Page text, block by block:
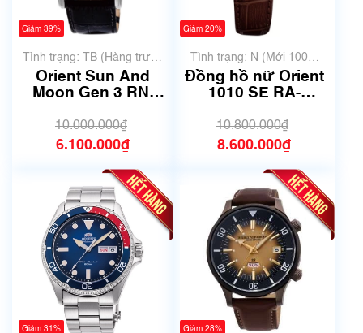
Giảm 39%
Tình trạng: TB (Hàng trưng
bày, thanh lý)
Orient Sun And
Moon Gen 3 RN-
C0-B | size 42.5mm
| Mã số 6314
10.000.000₫
6.100.000₫
Giảm 20%
Tình trạng: N (Mới 100%
chưa qua sử dụng)
Đồng hồ nữ Orient
1010 SE RA-
36mm | Mã số 6206
10.800.000₫
8.600.000₫
Giảm 31% Giảm 28%